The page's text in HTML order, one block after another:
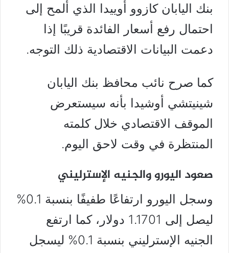
بنك اليابان كازوو أوييدا الذي ألمح إلى
احتمال رفع أسعار الفائدة قريبًا إذا
دعمت البيانات الاقتصادية ذلك التوجه.
كما صرح نائب محافظ بنك اليابان
شينيتشي أوشيدا بأنه سيستعرض
الموقف الاقتصادي خلال كلمته
المنتظرة في وقت لاحق اليوم.
صعود اليورو والجنيه الإسترليني
وسجل اليورو ارتفاعًا طفيفًا بنسبة 0.1%
ليصل إلى 1.1701 دولار، كما ارتفع
الجنيه الإسترليني بنسبة 0.1% ليسجل